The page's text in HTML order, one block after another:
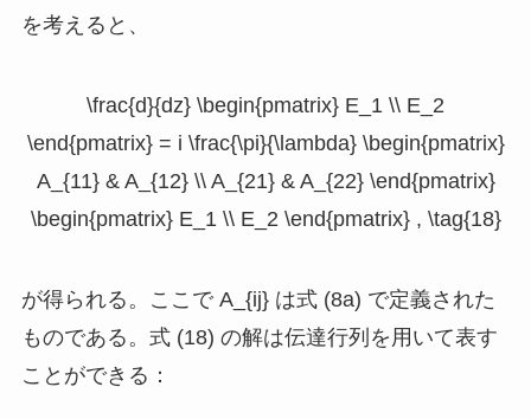
を考えると、
\frac{d}{dz} \begin{pmatrix} E_1 \\ E_2
\end{pmatrix} = i \frac{\pi}{\lambda} \begin{pmatrix}
A_{11} & A_{12} \\ A_{21} & A_{22} \end{pmatrix}
\begin{pmatrix} E_1 \\ E_2 \end{pmatrix} , \tag{18}
が得られる。ここで A_{ij}は式 (8a) で定義された
ものである。式 (18) の解は伝達行列を用いて表す
ことができる：